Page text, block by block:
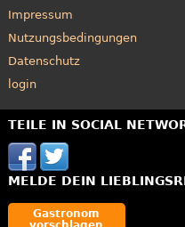
Impressum
Nutzungsbedingungen
Datenschutz
login
TEILE IN SOCIAL
MELDE DEIN
Gastronom